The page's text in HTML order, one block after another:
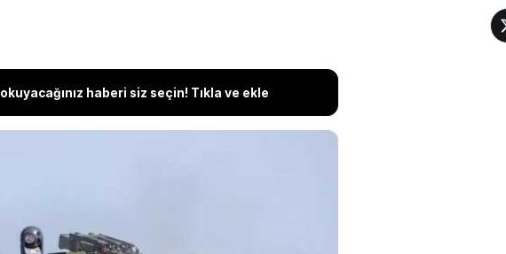
haberi siz seçin! Tıkla ve ekle